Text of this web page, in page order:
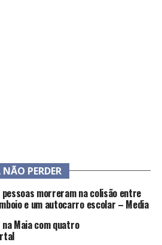
NÃO PERDER
pessoas morreram na colisão entre
e um autocarro escolar – Media
Maia com quatro